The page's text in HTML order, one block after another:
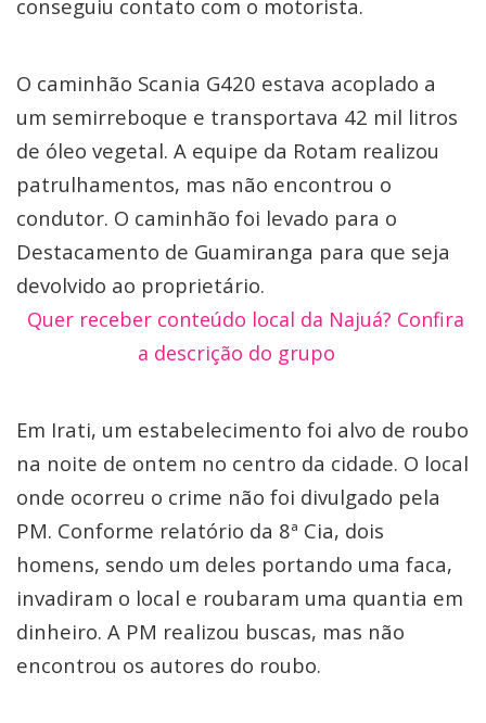
conseguiu contato com o motorista.
O caminhão Scania G420 estava acoplado a
um semirreboque e transportava 42 mil litros
de óleo vegetal. A equipe da Rotam realizou
patrulhamentos, mas não encontrou o
condutor. O caminhão foi levado para o
Destacamento de Guamiranga para que seja
devolvido ao proprietário.
Quer receber conteúdo local da Najuá? Confira
a descrição do grupo
Em Irati, um estabelecimento foi alvo de roubo
na noite de ontem no centro da cidade. O local
onde ocorreu o crime não foi divulgado pela
PM. Conforme relatório da 8ª Cia, dois
homens, sendo um deles portando uma faca,
invadiram o local e roubaram uma quantia em
dinheiro. A PM realizou buscas, mas não
encontrou os autores do roubo.